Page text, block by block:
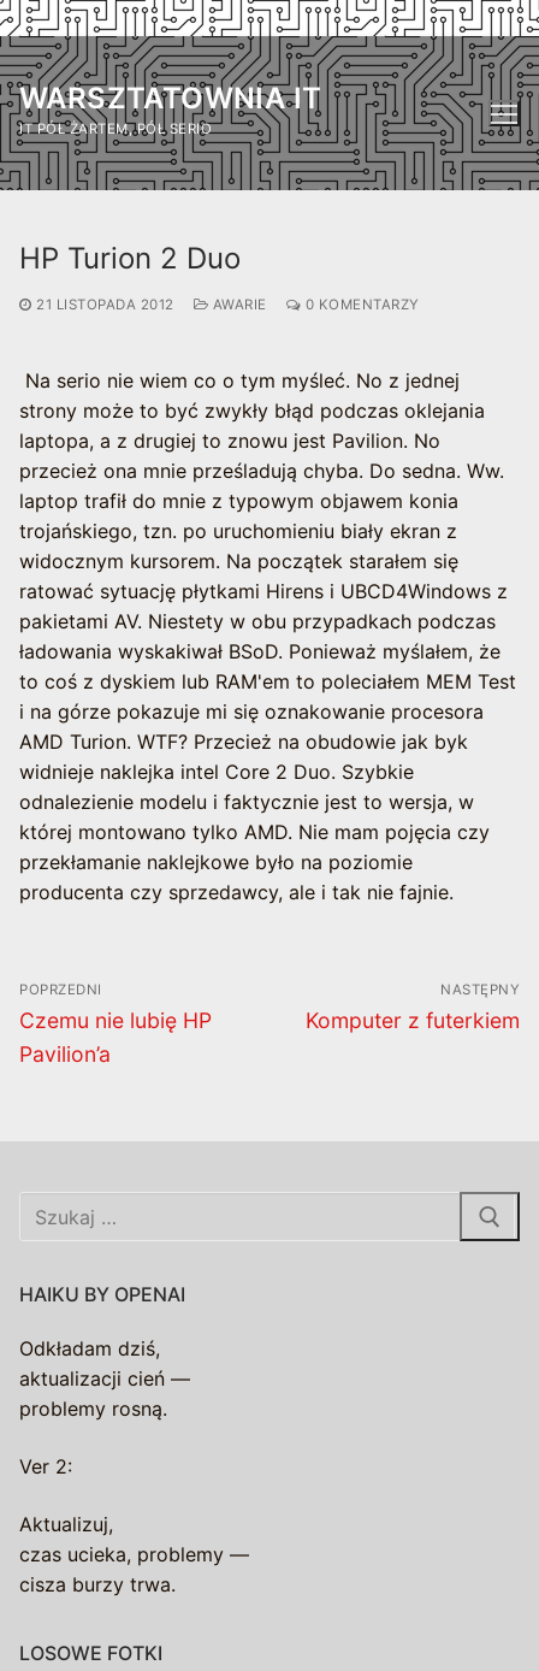
Przejdź
do
treści
WARSZTATOWNIA IT
IT PÓŁ ŻARTEM, PÓŁ SERIO
HP Turion 2 Duo
21 LISTOPADA 2012 AWARIE 0 KOMENTARZY
Na serio nie wiem co o tym myśleć. No z jednej
strony może to być zwykły błąd podczas oklejania
laptopa, a z drugiej to znowu jest Pavilion. No
przecież ona mnie prześladują chyba. Do sedna. Ww.
laptop trafił do mnie z typowym objawem konia
trojańskiego, tzn. po uruchomieniu biały ekran z
widocznym kursorem. Na początek starałem się
ratować sytuację płytkami Hirens i UBCD4Windows z
pakietami AV. Niestety w obu przypadkach podczas
ładowania wyskakiwał BSoD. Ponieważ myślałem, że
to coś z dyskiem lub RAM'em to poleciałem MEM Test
i na górze pokazuje mi się oznakowanie procesora
AMD Turion. WTF? Przecież na obudowie jak byk
widnieje naklejka intel Core 2 Duo. Szybkie
odnalezienie modelu i faktycznie jest to wersja, w
której montowano tylko AMD. Nie mam pojęcia czy
przekłamanie naklejkowe było na poziomie
producenta czy sprzedawcy, ale i tak nie fajnie.
Nawigacja
wpisu
POPRZEDNI
Poprzedni
wpis:
Czemu nie lubię HP
Pavilion’a
NASTĘPNY
Następny
Komputer z futerkiem
Szukaj:
HAIKU BY OPENAI
Odkładam dziś,
aktualizacji cień —
problemy rosną.
Ver 2:
Aktualizuj,
czas ucieka, problemy —
cisza burzy trwa.
LOSOWE FOTKI